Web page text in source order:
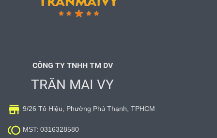
CÔNG TY TNHH TM DV
TRẦN MAI VY
 9/26 Tô Hiệu, Phường Phú Thạnh, TPHCM
 MST: 0316328580